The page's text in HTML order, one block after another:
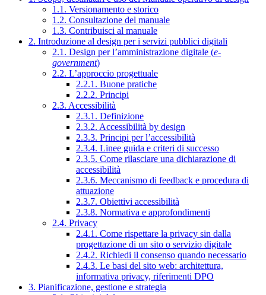
1.1. Versionamento e storico
1.2. Consultazione del manuale
1.3. Contribuisci al manuale
2. Introduzione al design per i servizi pubblici digitali
2.1. Design per l’amministrazione digitale (e-
government)
2.2. L’approccio progettuale
2.2.1. Buone pratiche
2.2.2. Principi
2.3. Accessibilità
2.3.1. Definizione
2.3.2. Accessibilità by design
2.3.3. Principi per l’accessibilità
2.3.4. Linee guida e criteri di successo
2.3.5. Come rilasciare una dichiarazione di
accessibilità
2.3.6. Meccanismo di feedback e procedura di
attuazione
2.3.7. Obiettivi accessibilità
2.3.8. Normativa e approfondimenti
2.4. Privacy
2.4.1. Come rispettare la privacy sin dalla
progettazione di un sito o servizio digitale
2.4.2. Richiedi il consenso quando necessario
2.4.3. Le basi del sito web: architettura,
informativa privacy, riferimenti DPO
3. Pianificazione, gestione e strategia